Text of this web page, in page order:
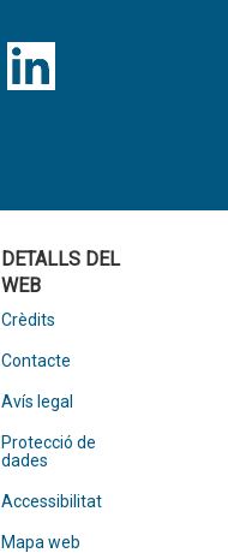
DETALLS DEL
WEB
Crèdits
Contacte
Avís legal
Protecció de
dades
Accessibilitat
Mapa web